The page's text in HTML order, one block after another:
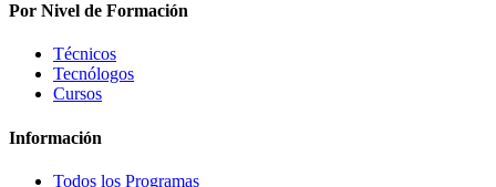
Por Nivel de Formación
Técnicos
Tecnólogos
Cursos
Información
Todos los Programas